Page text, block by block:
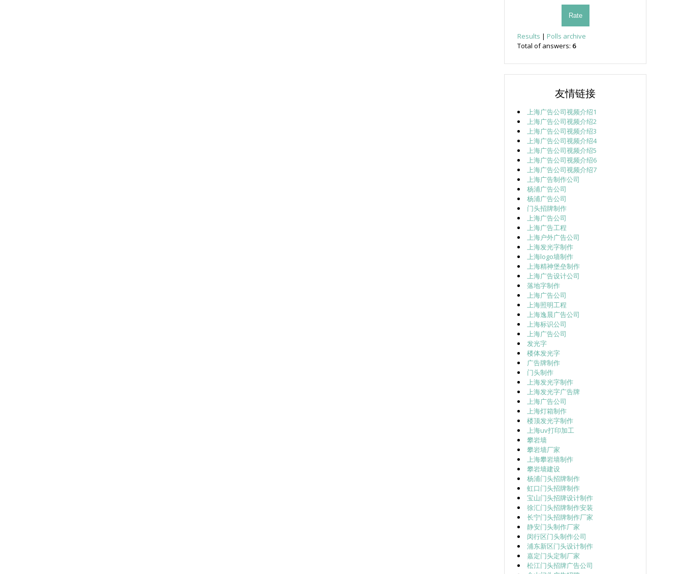
Results | Polls archive
Total of answers: 6
友情链接
上海广告公司视频介绍1
上海广告公司视频介绍2
上海广告公司视频介绍3
上海广告公司视频介绍4
上海广告公司视频介绍5
上海广告公司视频介绍6
上海广告公司视频介绍7
上海广告制作公司
杨浦广告公司
杨浦广告公司
门头招牌制作
上海广告公司
上海广告工程
上海户外广告公司
上海发光字制作
上海logo墙制作
上海精神堡垒制作
上海广告设计公司
落地字制作
上海广告公司
上海照明工程
上海逸晨广告公司
上海标识公司
上海广告公司
发光字
楼体发光字
广告牌制作
门头制作
上海发光字制作
上海发光字广告牌
上海广告公司
上海灯箱制作
楼顶发光字制作
上海uv打印加工
攀岩墙
攀岩墙厂家
上海攀岩墙制作
攀岩墙建设
杨浦门头招牌制作
虹口门头招牌制作
宝山门头招牌设计制作
徐汇门头招牌制作安装
长宁门头招牌制作厂家
静安门头制作厂家
闵行区门头制作公司
浦东新区门头设计制作
嘉定门头定制厂家
松江门头招牌广告公司